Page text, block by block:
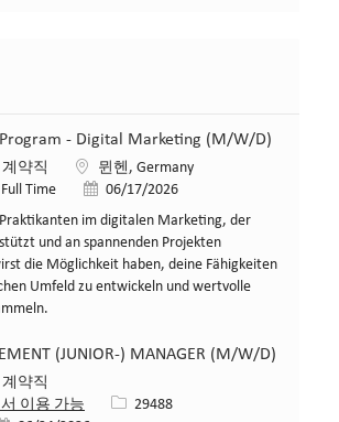
- Digital Marketing (M/W/D)
계약직 위치뮌헨, Germany
유형
Full Time 게시일06/17/2026
im digitalen Marketing, der
und an spannenden Projekten
die Möglichkeit haben, deine Fähigkeiten
Umfeld zu entwickeln und wertvolle
(JUNIOR-) MANAGER (M/W/D)
계약직
이용 가능
Job ID29488